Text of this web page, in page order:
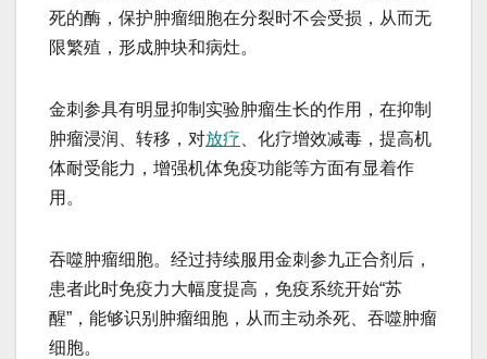
死的酶，保护肿瘤细胞在分裂时不会受损，从而无
限繁殖，形成肿块和病灶。
金刺参具有明显抑制实验肿瘤生长的作用，在抑制
肿瘤浸润、转移，对放疗 、化疗增效减毒，提高机
体耐受能力，增强机体免疫功能等方面有显着作
用。
吞噬肿瘤细胞。经过持续服用金刺参九正合剂后，
患者此时免疫力大幅度提高，免疫系统开始“苏
醒”，能够识别肿瘤细胞，从而主动杀死、吞噬肿瘤
细胞。